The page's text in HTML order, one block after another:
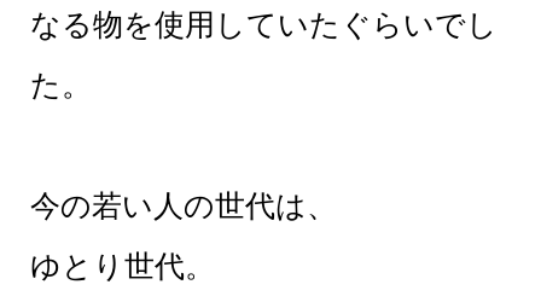
なる物を使用していたぐらいでし
た。
今の若い人の世代は、
ゆとり世代。